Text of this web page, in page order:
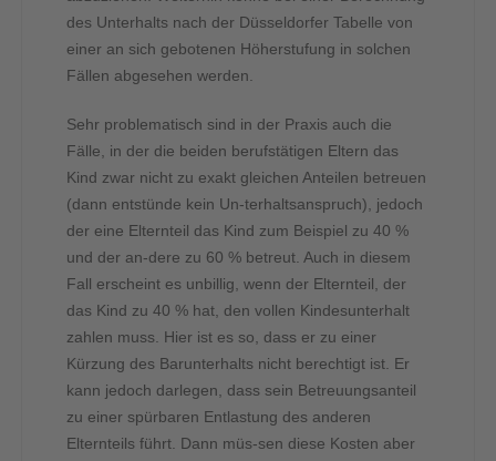
des Unterhalts nach der Düsseldorfer Tabelle von
einer an sich gebotenen Höherstufung in solchen
Fällen abgesehen werden.
Sehr problematisch sind in der Praxis auch die
Fälle, in der die beiden berufstätigen Eltern das
Kind zwar nicht zu exakt gleichen Anteilen betreuen
(dann entstünde kein Un-terhaltsanspruch), jedoch
der eine Elternteil das Kind zum Beispiel zu 40 %
und der an-dere zu 60 % betreut. Auch in diesem
Fall erscheint es unbillig, wenn der Elternteil, der
das Kind zu 40 % hat, den vollen Kindesunterhalt
zahlen muss. Hier ist es so, dass er zu einer
Kürzung des Barunterhalts nicht berechtigt ist. Er
kann jedoch darlegen, dass sein Betreuungsanteil
zu einer spürbaren Entlastung des anderen
Elternteils führt. Dann müs-sen diese Kosten aber